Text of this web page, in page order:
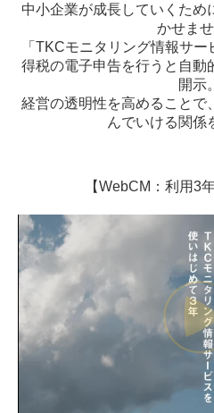
業務案内
料金について
経営革新等支援機関とは
経営改善計画の策定支援
経営改善オンデマンド講座
早期経営改善計画の策定支援
経営者オススメ情報
中小企業が成長していくため
かせませ
「TKCモニタリング情報サー
得税の電子申告を行うと自動
開示。
経営の透明性を高めることで
んでいける関係
【WebCM：利用3